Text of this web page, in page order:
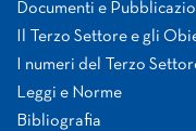
Documenti e
Il Terzo Settore e gli
I numeri del Terzo
Leggi e Norme
Bibliografia